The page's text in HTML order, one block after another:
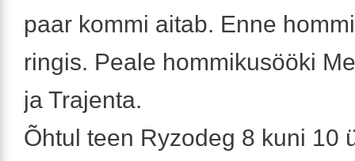
paar kommi aitab. Enne
ringis. Peale hommikusööki
ja Trajenta.
Õhtul teen Ryzodeg 8 kuni 10